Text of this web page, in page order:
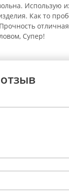
Использую
Как то
Супер!